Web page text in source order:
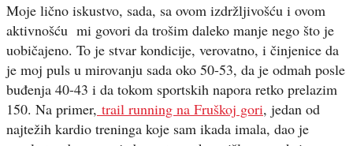
Moje lično iskustvo, sada, sa ovom izdržljivošću i ovom
aktivnošću mi govori da trošim daleko manje nego što je
uobičajeno. To je stvar kondicije, verovatno, i činjenice da
je moj puls u mirovanju sada oko 50-53, da je odmah posle
buđenja 40-43 i da tokom sportskih napora retko prelazim
150. Na primer, trail running na Fruškoj gori, jedan od
najtežih kardio treninga koje sam ikada imala, dao je